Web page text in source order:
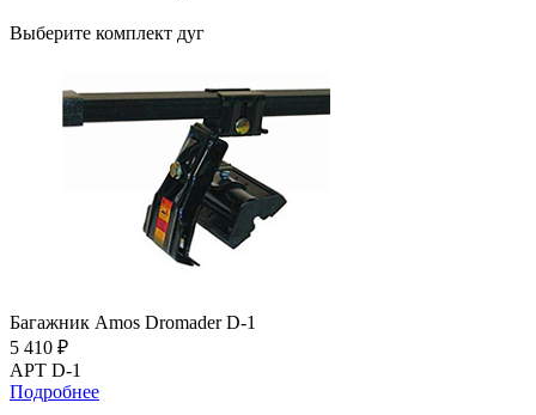
Выберите комплект дуг
Багажник Amos Dromader D-1
5 410 ₽
АРТ D-1
Подробнее